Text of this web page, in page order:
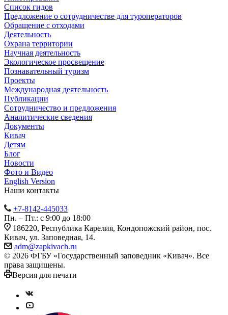
Список гидов
Предложение о сотрудничестве для туроператоров
Обращение с отходами
Деятельность
Охрана территории
Научная деятельность
Экологическое просвещение
Познавательный туризм
Проекты
Международная деятельность
Публикации
Сотрудничество и предложения
Аналитические сведения
Документы
Кивач
Детям
Блог
Новости
Фото и Видео
English Version
Наши контакты
+7-8142-445033
Пн. – Пт.: с 9:00 до 18:00
186220, Республика Карелия, Кондопожский район, пос.
Кивач, ул. Заповедная, 14.
adm@zapkivach.ru
© 2026 ФГБУ «Государственный заповедник «Кивач». Все
права защищены.
Версия для печати